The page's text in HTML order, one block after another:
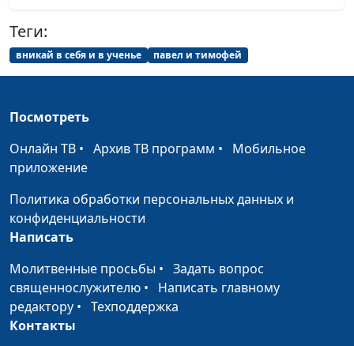
молитесь
Не оставляйте
собраний ваших: зачем
Виталий Киссер,
священнослужитель
Как стать свободным
во Христе?
священнослужитель
неисправимого
священнослужитель
Вечеря Господня: что с
Я и христианская
церковь
Виталий Киссер,
Моя самооценка и Бог
Теги:
вникай в себя и в ученье павел и тимофей
Посмотреть
Онлайн ТВ • Архив ТВ программ • Мобильное
приложение
Политика обработки персональных данных и
конфиденциальности
Написать
Молитвенные просьбы • Задать вопрос
священнослужителю • Написать главному
редактору • Техподдержка
Контакты